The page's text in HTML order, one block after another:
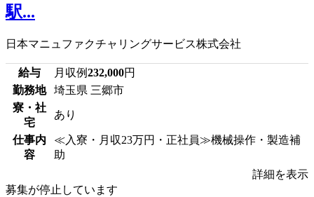
駅...
日本マニュファクチャリングサービス株式会社
給与 月収例232,000円
勤務地
埼玉県 三郷市
寮・社
宅
あり
仕事内
容
≪入寮・月収23万円・正社員≫機械操作・製造補
助
詳細を表示
募集が停止しています